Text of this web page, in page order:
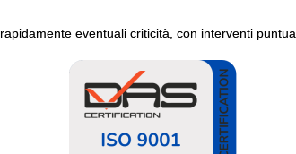
eventuali criticità, con interventi